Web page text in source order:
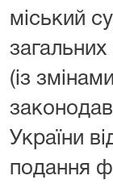
міський
(із
України
подання